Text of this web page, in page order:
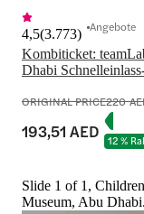
Kombiticket:
4,5(3.773) Angebote
ORIGINAL PRICE220
193,51 AED 12 %
Slide 1 of 1,
Museum, Abu Dhabi.